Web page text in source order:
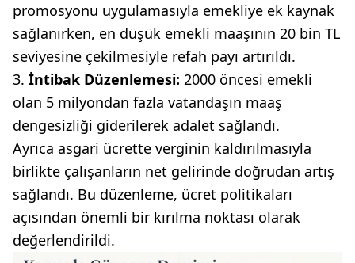
promosyonu uygulamasıyla emekliye ek kaynak
sağlanırken, en düşük emekli maaşının 20 bin TL
seviyesine çekilmesiyle refah payı artırıldı.
İntibak Düzenlemesi: 2000 öncesi emekli
olan 5 milyondan fazla vatandaşın maaş
dengesizliği giderilerek adalet sağlandı.
Ayrıca asgari ücrette verginin kaldırılmasıyla
birlikte çalışanların net gelirinde doğrudan artış
sağlandı. Bu düzenleme, ücret politikaları
açısından önemli bir kırılma noktası olarak
değerlendirildi.